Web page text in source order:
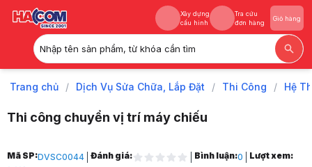
Xây dựng
cấu hình
Tra cứu
đơn hàng
Giỏ hàng
Nhập tên sản phẩm, từ khóa cần tìm
Xây dựng
Tra cứu
Trang chủ / Dịch Vụ Sửa Chữa, Lắp Đặt / Thi Công / Hệ
Thi công chuyển vị trí máy chiếu
Trang chủ
Mã SP:DVSC0044 Đánh giá: Bình luận:0
Lượt xem: